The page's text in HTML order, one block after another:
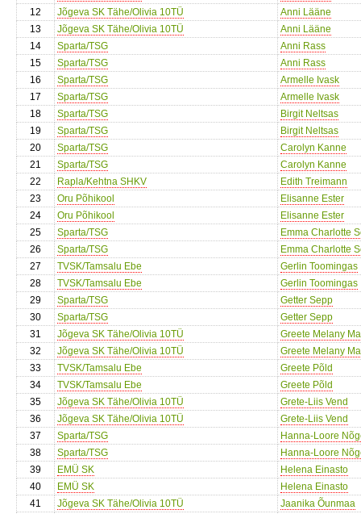
12
Jõgeva SK Tähe/Olivia 10TÜ
Anni Lääne
13
Jõgeva SK Tähe/Olivia 10TÜ
Anni Lääne
14
Sparta/TSG
Anni Rass
15
Sparta/TSG
Anni Rass
16
Sparta/TSG
Armelle Ivask
17
Sparta/TSG
Armelle Ivask
18
Sparta/TSG
Birgit Neltsas
19
Sparta/TSG
Birgit Neltsas
20
Sparta/TSG
Carolyn Kanne
21
Sparta/TSG
Carolyn Kanne
22
Rapla/Kehtna SHKV
Edith Treimann
23
Oru Põhikool
Elisanne Ester
24
Oru Põhikool
Elisanne Ester
25
Sparta/TSG
Emma Charlotte
26
Sparta/TSG
Emma Charlotte
27
TVSK/Tamsalu Ebe
Gerlin Toomingas
28
TVSK/Tamsalu Ebe
Gerlin Toomingas
29
Sparta/TSG
Getter Sepp
30
Sparta/TSG
Getter Sepp
31
Jõgeva SK Tähe/Olivia 10TÜ
Greete Melany
32
Jõgeva SK Tähe/Olivia 10TÜ
Greete Melany
33
TVSK/Tamsalu Ebe
Greete Põld
34
TVSK/Tamsalu Ebe
Greete Põld
35
Jõgeva SK Tähe/Olivia 10TÜ
Grete-Liis Vend
36
Jõgeva SK Tähe/Olivia 10TÜ
Grete-Liis Vend
37
Sparta/TSG
Hanna-Loore
38
Sparta/TSG
Hanna-Loore
39
EMÜ SK
Helena Einasto
40
EMÜ SK
Helena Einasto
41
Jõgeva SK Tähe/Olivia 10TÜ
Jaanika Õunmaa